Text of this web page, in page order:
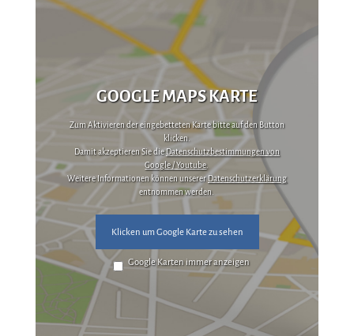
GOOGLE MAPS KARTE
Zum Aktivieren der eingebetteten Karte bitte auf den Button
klicken.
Damit akzeptieren Sie dieDatenschutzbestimmungen von
Google / Youtube.
Weitere Informationen können unsererDatenschutzerklärung
entnommen werden.
Klicken um Google Karte zu sehen
Google Karten immer anzeigen